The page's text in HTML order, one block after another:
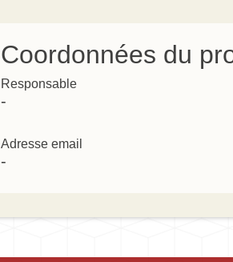
Coordonnées du
Responsable
-
Adresse email
-